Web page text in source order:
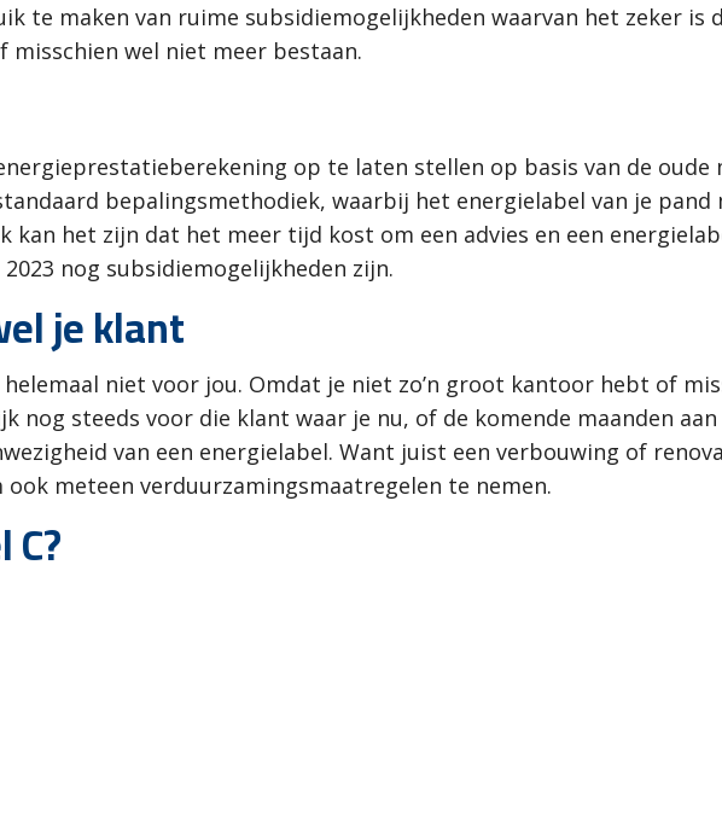
te maken van ruime subsidiemogelijkheden waarvan het zeker is
misschien wel niet meer bestaan.
op te laten stellen op basis van de oude
bepalingsmethodiek, waarbij het energielabel van je
kan het zijn dat het meer tijd kost om een advies en een
nog subsidiemogelijkheden zijn.
je klant
niet voor jou. Omdat je niet zo’n groot kantoor hebt of
nog steeds voor die klant waar je nu, of de komende maanden
van een energielabel. Want juist een verbouwing of
meteen verduurzamingsmaatregelen te nemen.